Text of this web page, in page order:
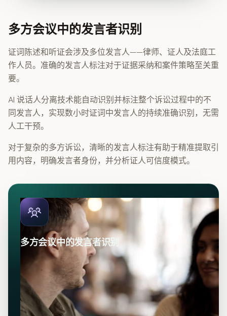
多方会议中的发言者识别
证词陈述和听证会涉及多位发言人——律师、证人及法庭工
作人员。准确的发言人标注对于证据采纳和案件策略至关重
要。
AI 说话人分离技术能自动识别并标注整个诉讼过程中的不
同发言人，实现数小时证词中发言人的持续准确识别，无需
人工干预。
对于复杂的多方诉讼，清晰的发言人标注有助于精准提取引
用内容，明确发言者身份，并分析证人可信度模式。
多方会议中的发言者识别